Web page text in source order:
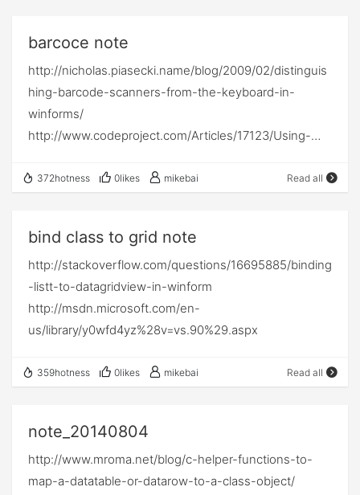
创建的程序集，以及 CLR 早期版本通过使用受支持的低
于版本 4 的最高 CLR 版本所创建的程序集。 现在如果
当程序在.NET4.0环境下要使用.NET2.0及.NET3.5的程序
时就必须将 useLegacyV2RuntimeActivationPolicy设置
为true，同时还要注意，需要在startup配置节的字节中添
用.NET4.0运行时来运行程序。 有关更多startup及其子
cn/library/bbx34a2h.aspx supportedRuntime：
http://msdn.microsoft.com/zh-
cn/library/w4atty68.aspx 作者：kyo-yo 出处：
http://kyo-yo.cnblogs.com 本文版权归作者和博客园共
有，欢迎转载，但未经作者同意必须保留此段声明，且在
的权利。
量置零： xor a，a (4) 快速判断两个值是否相等 举
例1: 判断两个整数a，b是否相等，则可通过下列语句实
现： return ((a ^ b) == 0) 举例2: Linux中最初的
ipv6_addr_equal()函数的实现如下: static inline int
ipv6_addr_equal(const struct in6_addr *a1, const struct
>s6_addr32[0] && a1->s6_addr32[1] == a2-
>s6_addr32[3]); } 可以利用按位异或实现快速比
较, 最新的实现已经修改为: static inline int
ipv6_addr_equal(const struct in6_addr *a1, const struct
in6_addr *a2) { return (((a1->s6_addr32[0] ^ a2-
>s6_addr32[0]) | (a1->s6_addr32[1] ^ a2-
>s6_addr32[2]) | (a1->s6_addr32[3] ^ a2-
------------------ C#移位运算(左移和右移) C#是用
<<(左移) 和 >>（右移） 运算符是用来执行移位运算。
左移 (<<) 将第一个操作数向左移动第二个操作数指定的
barcoce note
http://nicholas.piasecki.name/blog/2009/02/distinguis
hing-barcode-scanners-from-the-keyboard-in-
winforms/
http://www.codeproject.com/Articles/17123/Using-
372hotness 0likes mikebai Read all
bind class to grid note
http://stackoverflow.com/questions/16695885/binding
-listt-to-datagridview-in-winform
http://msdn.microsoft.com/en-
us/library/y0wfd4yz%28v=vs.90%29.aspx
359hotness 0likes mikebai Read all
note_20140804
http://www.mroma.net/blog/c-helper-functions-to-
map-a-datatable-or-datarow-to-a-class-object/